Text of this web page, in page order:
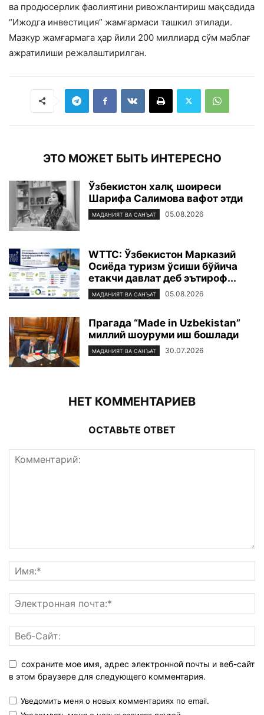
ва продюсерлик фаолиятини ривожлантириш мақсадида
“Ижодга инвестиция” жамғармаси ташкил этилади.
Мазкур жамғармага ҳар йили 200 миллиард сўм маблағ
ажратилиши режалаштирилган.
ЭТО МОЖЕТ БЫТЬ ИНТЕРЕСНО
Ўзбекистон халқ шоиреси
Шарифа Салимова вафот этди
МАДАНИЯТ ВА САНЪАТ 05.08.2026
WTTC: Ўзбекистон Марказий
Осиёда туризм ўсиши бўйича
етакчи давлат деб эътироф...
МАДАНИЯТ ВА САНЪАТ 05.08.2026
Прагада “Made in Uzbekistan”
миллий шоуруми иш бошлади
МАДАНИЯТ ВА САНЪАТ 30.07.2026
НЕТ КОММЕНТАРИЕВ
ОСТАВЬТЕ ОТВЕТ
сохраните мое имя, адрес электронной почты и веб-сайт
в этом браузере для следующего комментария.
Уведомить меня о новых комментариях по email.